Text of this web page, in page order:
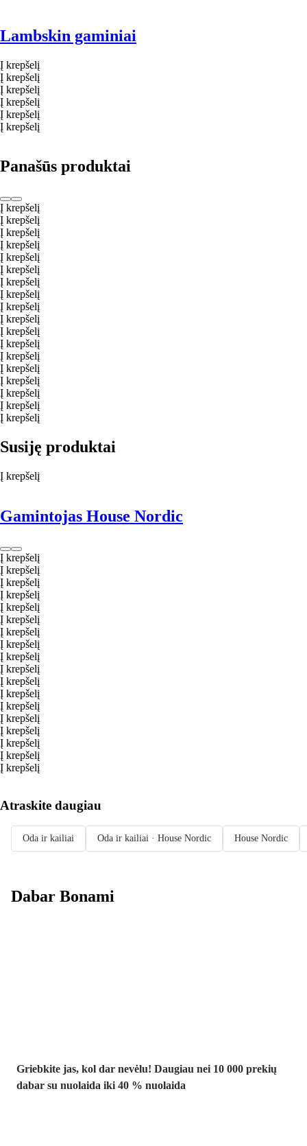
Lambskin gaminiai
Į krepšelį
Į krepšelį
Į krepšelį
Į krepšelį
Į krepšelį
Į krepšelį
Panašūs produktai
Į krepšelį
Į krepšelį
Į krepšelį
Į krepšelį
Į krepšelį
Į krepšelį
Į krepšelį
Į krepšelį
Į krepšelį
Į krepšelį
Į krepšelį
Į krepšelį
Į krepšelį
Į krepšelį
Į krepšelį
Į krepšelį
Į krepšelį
Į krepšelį
Susiję produktai
Į krepšelį
Gamintojas House Nordic
Į krepšelį
Į krepšelį
Į krepšelį
Į krepšelį
Į krepšelį
Į krepšelį
Į krepšelį
Į krepšelį
Į krepšelį
Į krepšelį
Į krepšelį
Į krepšelį
Į krepšelį
Į krepšelį
Į krepšelį
Į krepšelį
Į krepšelį
Į krepšelį
Atraskite daugiau
Oda ir kailiai Oda ir kailiai · House Nordic House Nordic
Dabar Bonami
Griebkite jas, kol dar nevėlu! Daugiau nei 10 000 prekių
dabar su nuolaida iki 40 % nuolaida